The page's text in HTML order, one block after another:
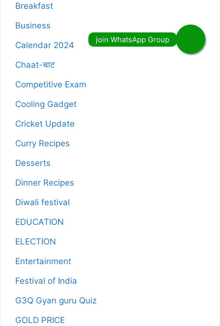
Breakfast
Business
Calendar 2024
Chaat-चाट
Competitive Exam
Cooling Gadget
Cricket Update
Curry Recipes
Desserts
Dinner Recipes
Diwali festival
EDUCATION
ELECTION
Entertainment
Festival of India
G3Q Gyan guru Quiz
GOLD PRICE